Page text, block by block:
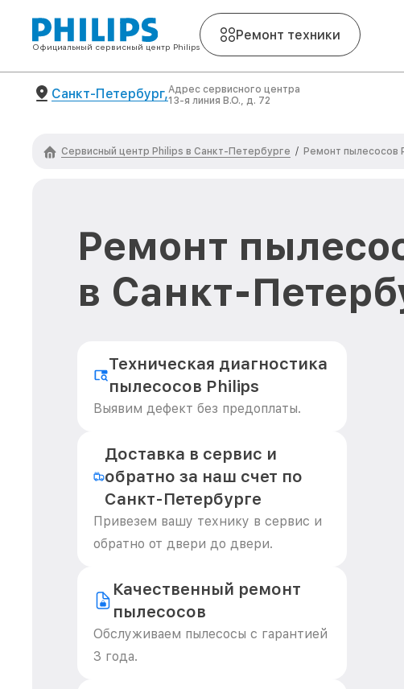
Официальный сервисный центр Philips
Ремонт техники
Санкт-Петербург,Адрес сервисного центра
13-я линия В.О., д. 72
Сервисный центр Philips в Санкт-Петербурге / Ремонт пылесосов
Ремонт
в Санкт-
Техническая диагностика
пылесосов Philips
Выявим дефект без предоплаты.
Доставка в сервис и
обратно за наш счет по
Санкт-Петербурге
Привезем вашу технику в сервис и
обратно от двери до двери.
Качественный ремонт
пылесосов
Обслуживаем пылесосы с гарантией
3 года.